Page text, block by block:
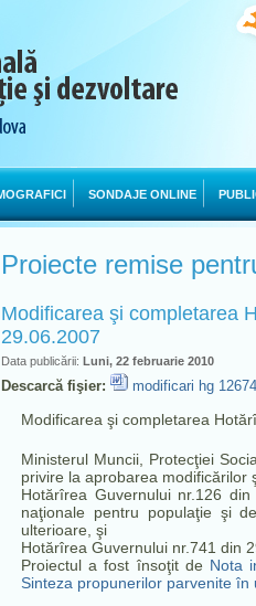
SONDAJE ONLINE
Proiecte remise
Modificarea şi completarea
29.06.2007
Data publicării: Luni, 22 februarie 2010
Descarcă fişier: modificari hg
Modificarea şi completarea
Ministerul Muncii, Protecţiei
privire la aprobarea modificărilor
Hotărîrea Guvernului nr.126
naţionale pentru populaţie şi
ulterioare, şi
Hotărîrea Guvernului nr.741 din
Proiectul a fost însoţit de Nota
Sinteza propunerilor parvenite în